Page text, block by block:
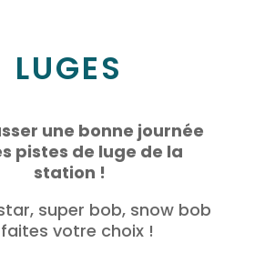
LUGES
une bonne journée
pistes de luge de la
station !
super bob, snow bob
votre choix !